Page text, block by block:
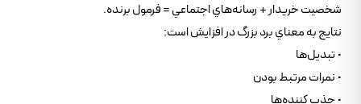
شخصيت خريدار + رسانه‌هاي اجتماعي = فرمول برنده.
نتايج به معناي برد بزرگ در افزايش است:
• تبديل‌ها
• نمرات مرتبط بودن